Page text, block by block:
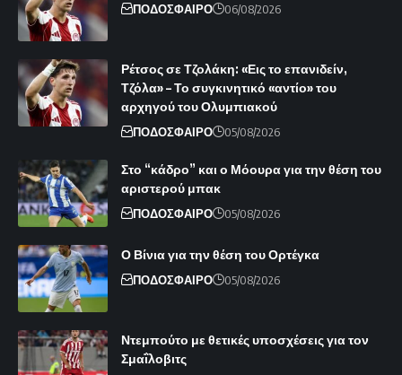
ΠΟΔΟΣΦΑΙΡΟ 06/08/2026
Ρέτσος σε Τζολάκη: «Εις το επανιδείν,
Τζόλα» – Το συγκινητικό «αντίο» του
αρχηγού του Ολυμπιακού
ΠΟΔΟΣΦΑΙΡΟ 05/08/2026
Στο “κάδρο” και ο Μόουρα για την θέση του
αριστερού μπακ
ΠΟΔΟΣΦΑΙΡΟ 05/08/2026
Ο Βίνια για την θέση του Ορτέγκα
ΠΟΔΟΣΦΑΙΡΟ 05/08/2026
Ντεμπούτο με θετικές υποσχέσεις για τον
Σμαΐλοβιτς